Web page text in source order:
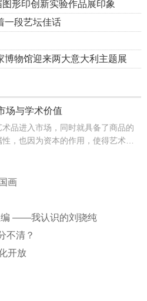
形印创新实验作品展印象
一段艺坛佳话
博物馆迎来两大意大利主题展
场与学术价值
术品进入市场，同时就具备了商品的
，也因为资本的作用，使得艺术市
画
——我认识的刘骁纯
不清？
开放